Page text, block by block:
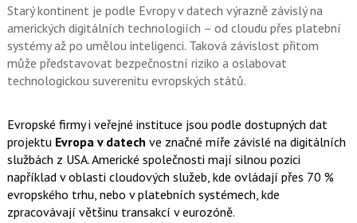
Starý kontinent je podle Evropy v datech výrazně závislý na
amerických digitálních technologiích – od cloudu přes platební
systémy až po umělou inteligenci. Taková závislost přitom
může představovat bezpečnostní riziko a oslabovat
technologickou suverenitu evropských států.
Evropské firmy i veřejné instituce jsou podle dostupných dat
projektu Evropa v datech ve značné míře závislé na digitálních
službách z USA. Americké společnosti mají silnou pozici
například v oblasti cloudových služeb, kde ovládají přes 70 %
evropského trhu, nebo v platebních systémech, kde
zpracovávají většinu transakcí v eurozóně.